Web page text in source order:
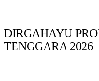
DIRGAHAYU
TENGGARA 2026